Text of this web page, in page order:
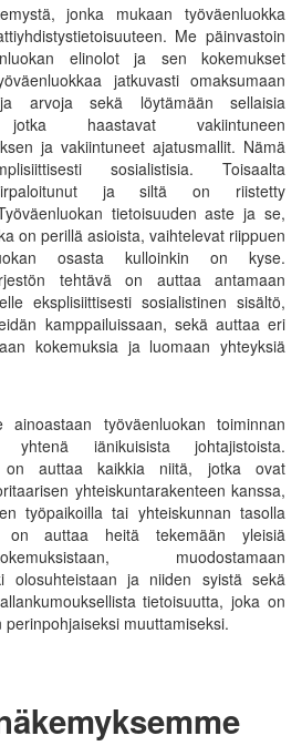
jonka mukaan työväenluokka
Me päinvastoin
elinolot ja sen kokemukset
jatkuvasti omaksumaan
arvoja sekä löytämään sellaisia
jotka haastavat vakiintuneen
ja vakiintuneet ajatusmallit. Nämä
sosialistisia. Toisaalta
ja siltä on riistetty
tietoisuuden aste ja se,
on perillä asioista, vaihtelevat riippuen
osasta kulloinkin on kyse.
tehtävä on auttaa antamaan
eksplisiittisesti sosialistinen sisältö,
kamppailuissaan, sekä auttaa eri
kokemuksia ja luomaan yhteyksiä
ainoastaan työväenluokan toiminnan
yhtenä iänikuisista johtajistoista.
on auttaa kaikkia niitä, jotka ovat
yhteiskuntarakenteen kanssa,
työpaikoilla tai yhteiskunnan tasolla
on auttaa heitä tekemään yleisiä
muodostamaan
olosuhteistaan ja niiden syistä sekä
tietoisuutta, joka on
muuttamiseksi.